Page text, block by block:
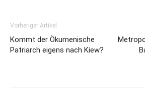
Vorheriger Artikel
Kommt der Ökumenische
Patriarch eigens nach Kiew?